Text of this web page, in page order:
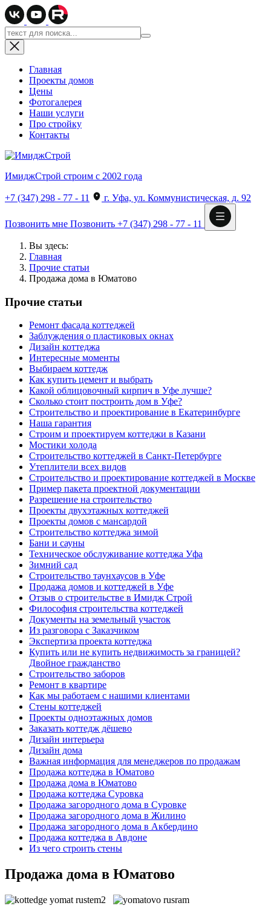
Главная
Проекты домов
Цены
Фотогалерея
Наши услуги
Про стройку
Контакты
ИмиджСтрой строим с 2002 года
+7 (347) 298 - 77 - 11 г. Уфа, ул. Коммунистическая, д. 92
Позвонить мне Позвонить +7 (347) 298 - 77 - 11
Вы здесь:
Главная
Прочие статьи
Продажа дома в Юматово
Прочие статьи
Ремонт фасада коттеджей
Заблуждения о пластиковых окнах
Дизайн коттеджа
Интересные моменты
Выбираем коттедж
Как купить цемент и выбрать
Какой облицовочный кирпич в Уфе лучше?
Сколько стоит построить дом в Уфе?
Строительство и проектирование в Екатеринбурге
Наша гарантия
Строим и проектируем коттеджи в Казани
Мостики холода
Строительство коттеджей в Санкт-Петербурге
Утеплители всех видов
Строительство и проектирование коттеджей в Москве
Пример пакета проектной документации
Разрешение на строительство
Проекты двухэтажных коттеджей
Проекты домов с мансардой
Строительство коттеджа зимой
Бани и сауны
Техническое обслуживание коттеджа Уфа
Зимний сад
Строительство таунхаусов в Уфе
Продажа домов и коттеджей в Уфе
Отзыв о строительстве в Имидж Строй
Философия строительства коттеджей
Документы на земельный участок
Из разговора с Заказчиком
Экспертиза проекта коттеджа
Купить или не купить недвижимость за границей?
Двойное гражданство
Строительство заборов
Ремонт в квартире
Как мы работаем с нашими клиентами
Стены коттеджей
Проекты одноэтажных домов
Заказать коттедж дёшево
Дизайн интерьера
Дизайн дома
Важная информация для менеджеров по продажам
Продажа коттеджа в Юматово
Продажа дома в Юматово
Продажа коттеджа Суровка
Продажа загородного дома в Суровке
Продажа загородного дома в Жилино
Продажа загородного дома в Акбердино
Продажа коттеджа в Авдоне
Из чего строить стены
Продажа дома в Юматово